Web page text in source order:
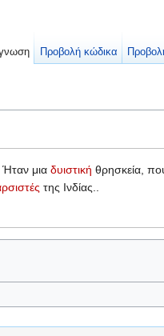
Ήταν μιαδυιστική θρησκεία,
της Ινδίας..
Προβολή κώδικα